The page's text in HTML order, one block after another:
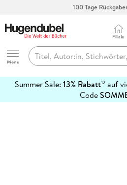
100 Tage
Hugendubel
Menu
Filiale
Summer Sale: 13% Rabatt12auf
Code
erfahren